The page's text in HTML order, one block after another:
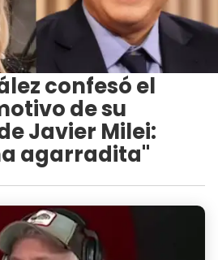
confesó el
de su
Javier Milei:
agarradita"